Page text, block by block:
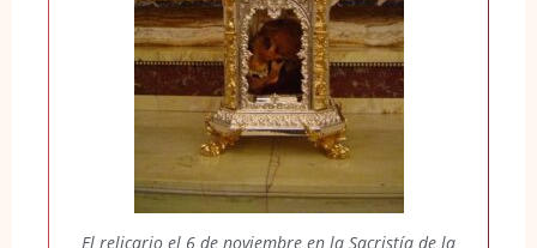
El relicario el 6 de noviembre en la Sacristía de la